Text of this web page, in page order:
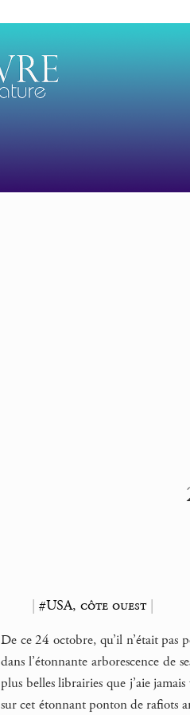
|#USA, côte ouest|
De ce 24 octobre, qu’il n’était pas
dans l’étonnante arborescence de
plus belles librairies que j’aie
sur cet étonnant ponton de rafiots